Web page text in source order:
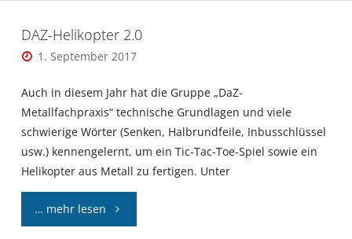
DAZ-Helikopter 2.0
1. September 2017
Auch in diesem Jahr hat die Gruppe „DaZ-
Metallfachpraxis“ technische Grundlagen und viele
schwierige Wörter (Senken, Halbrundfeile, Inbusschlüssel
usw.) kennengelernt, um ein Tic-Tac-Toe-Spiel sowie ein
Helikopter aus Metall zu fertigen. Unter
… mehr lesen "DAZ-